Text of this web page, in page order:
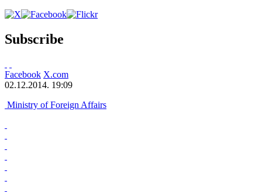
Subscribe
Facebook X.com
02.12.2014. 19:09
Ministry of Foreign Affairs